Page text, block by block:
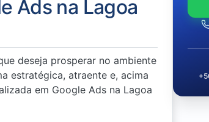
Ads na Lagoa
deseja prosperar no ambiente
estratégica, atraente e, acima
em Google Ads na Lagoa